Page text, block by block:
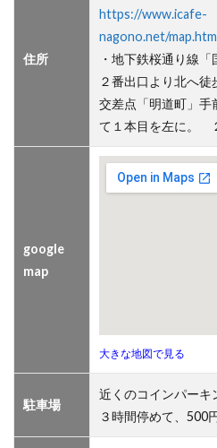
住所
https://www.icafe-
nagono.net/
・地下鉄桜通り線「
２番出口より北へ徒
交差点「明道町」手
て１本目を左に。
google
map
大きな地図で見る
駐車場
近くのコインパーキ
３時間停めて、500